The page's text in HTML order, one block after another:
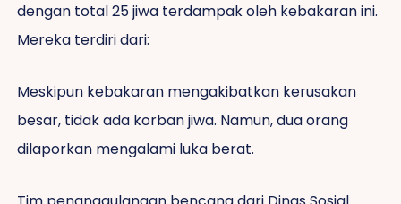
dengan total 25 jiwa terdampak oleh kebakaran ini.
Mereka terdiri dari:
Meskipun kebakaran mengakibatkan kerusakan
besar, tidak ada korban jiwa. Namun, dua orang
dilaporkan mengalami luka berat.